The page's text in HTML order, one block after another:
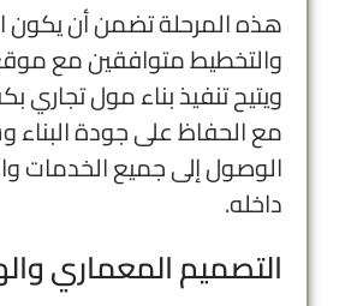
هذه المرحلة تضمن أن يكون
والتخطيط متوافقين مع
ويتيح تنفيذ بناء مول تجاري
مع الحفاظ على جودة
الوصول إلى جميع الخدمات
داخله.
التصميم المعماري